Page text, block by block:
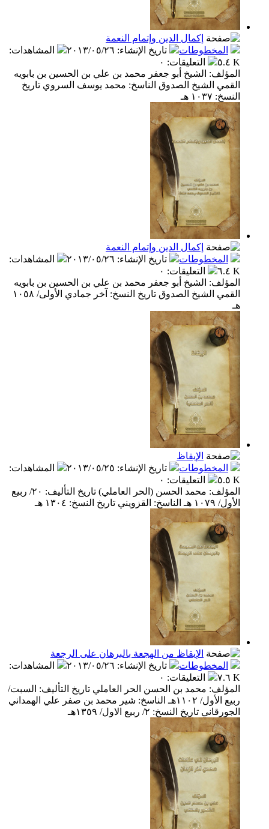
إكمال الدين وإتمام النعمة
المخطوطات
تاريخ الإنشاء: ٢٠١٣/٠٥/٢٦ المشاهدات:
٥.٤ K
التعليقات: ٠
المؤلف: الشيخ أبو جعفر محمد بن علي بن الحسين بن بابويه
القمي الشيخ الصدوق الناسخ: محمد يوسف السروي تاريخ
النسخ: ١٠٣٧ هـ
إكمال الدين وإتمام النعمة
المخطوطات
تاريخ الإنشاء: ٢٠١٣/٠٥/٢٦ المشاهدات:
٦.٤ K
التعليقات: ٠
المؤلف: الشيخ أبو جعفر محمد بن علي بن الحسين بن بابويه
القمي الشيخ الصدوق تاريخ النسخ: آخر جمادي الأولى/ ١٠٥٨
هـ
الإيقاظ
المخطوطات
تاريخ الإنشاء: ٢٠١٣/٠٥/٢٥ المشاهدات:
٥.٥ K
التعليقات: ٠
المؤلف: محمد الحسن (الحر العاملي) تاريخ التأليف: ٢٠/ ربيع
الأول/ ١٠٧٩ هـ الناسخ: القزويني تاريخ النسخ: ١٣٠٤ هـ
الإيقاظ من الهجعة بالبرهان على الرجعة
المخطوطات
تاريخ الإنشاء: ٢٠١٣/٠٥/٢٦ المشاهدات:
٧.٦ K
التعليقات: ٠
المؤلف: محمد بن الحسن الحر العاملي تاريخ التأليف: السبت/
ربيع الأول/ ١١٠٢هـ الناسخ: شير محمد بن صفر علي الهمداني
الجورقاني تاريخ النسخ: ٢/ ربيع الاول/ ١٣٥٩هـ